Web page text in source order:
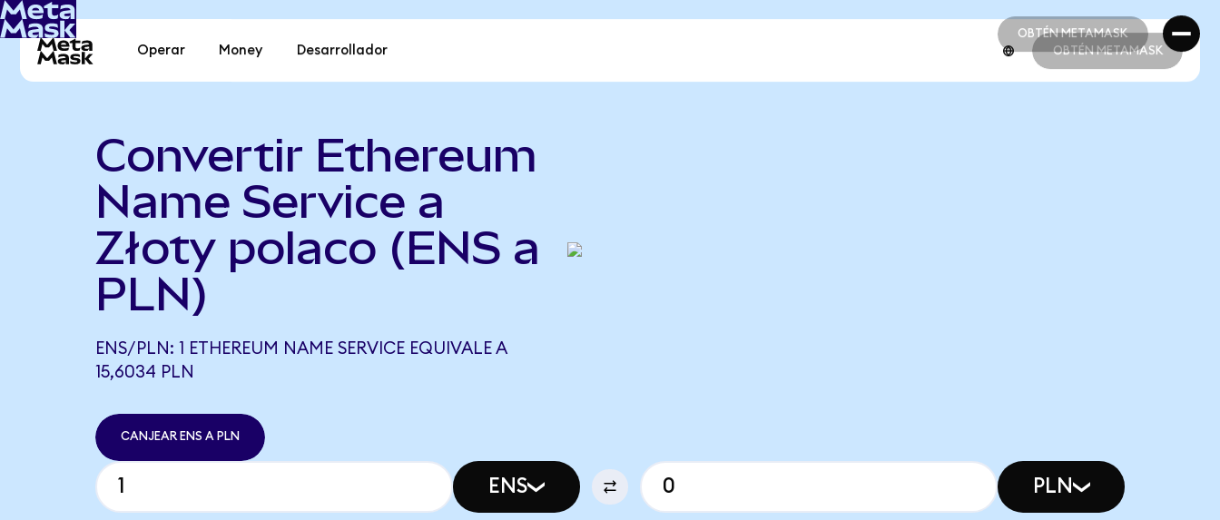
OBTÉN METAMASK
OBTÉN METAMASK
Operar Money Desarrollador OBTÉN METAMASK
Convertir Ethereum
Name Service a
Złoty polaco (ENS a
PLN)
ENS/PLN: 1 ETHEREUM NAME SERVICE EQUIVALE A
15,6034 PLN
CANJEAR ENS A PLN
ENS PLN